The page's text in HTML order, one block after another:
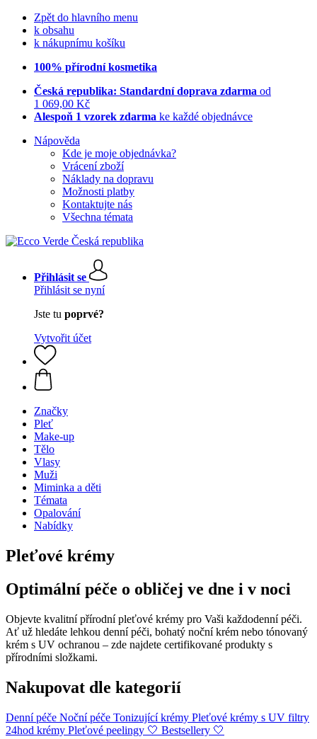
Zpět do hlavního menu
k obsahu
k nákupnímu košíku
100% přírodní kosmetika
Česká republika: Standardní doprava zdarma od
1 069,00 Kč
Alespoň 1 vzorek zdarma ke každé objednávce
Nápověda
Kde je moje objednávka?
Vrácení zboží
Náklady na dopravu
Možnosti platby
Kontaktujte nás
Všechna témata
Přihlásit se
Přihlásit se nyní
Jste tu poprvé?
Vytvořit účet
Značky
Pleť
Make-up
Tělo
Vlasy
Muži
Miminka a děti
Témata
Opalování
Nabídky
Pleťové krémy
Optimální péče o obličej ve dne i v noci
Objevte kvalitní přírodní pleťové krémy pro Vaši každodenní péči.
Ať už hledáte lehkou denní péči, bohatý noční krém nebo tónovaný
krém s UV ochranou – zde najdete certifikované produkty s
přírodními složkami.
Nakupovat dle kategorií
Denní péče Noční péče Tonizující krémy Pleťové krémy s UV filtry
24hod krémy Pleťové peelingy 🤍 Bestsellery 🤍